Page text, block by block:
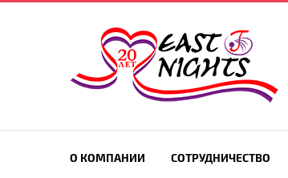
О КОМПАНИИ СОТРУДНИЧЕСТВО
ПОИСК ПО САЙТУ